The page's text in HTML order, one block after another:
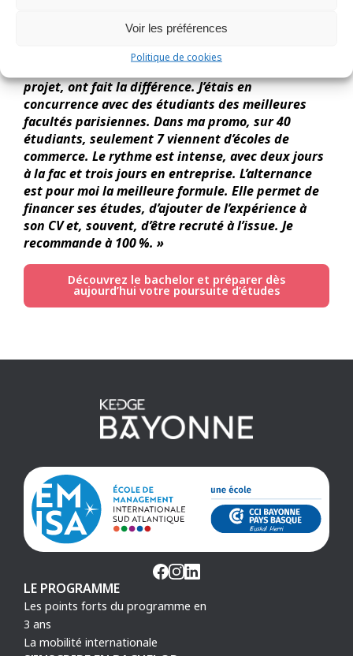
Voir les préférences
Politique de cookies
des centaines de candidats.
« Mon expérience professionnelle, avec mon stage
projet, ont fait la différence. J’étais en
concurrence avec des étudiants des meilleures
facultés parisiennes. Dans ma promo, sur 40
étudiants, seulement 7 viennent d’écoles de
commerce. Le rythme est intense, avec deux jours
à la fac et trois jours en entreprise. L’alternance
est pour moi la meilleure formule. Elle permet de
financer ses études, d’ajouter de l’expérience à
son CV et, souvent, d’être recruté à l’issue. Je
recommande à 100 %. »
Découvrez le bachelor et préparer dès
aujourd’hui votre poursuite d’études
LE PROGRAMME
Les points forts du programme en
3 ans
La mobilité internationale